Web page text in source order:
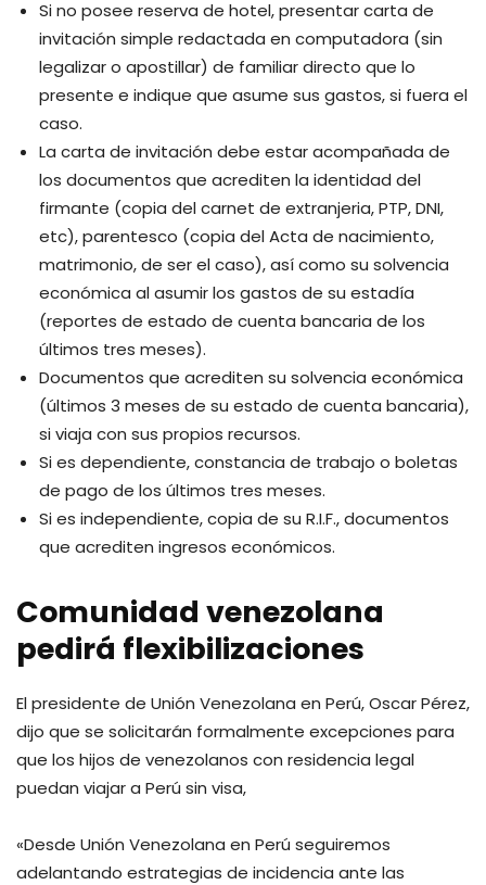
Si no posee reserva de hotel, presentar carta de
invitación simple redactada en computadora (sin
legalizar o apostillar) de familiar directo que lo
presente e indique que asume sus gastos, si fuera el
caso.
La carta de invitación debe estar acompañada de
los documentos que acrediten la identidad del
firmante (copia del carnet de extranjeria, PTP, DNI,
etc), parentesco (copia del Acta de nacimiento,
matrimonio, de ser el caso), así como su solvencia
económica al asumir los gastos de su estadía
(reportes de estado de cuenta bancaria de los
últimos tres meses).​
Documentos que acrediten su solvencia económica
(últimos 3 meses de su estado de cuenta bancaria),
si viaja con sus propios recursos.
Si es dependiente, constancia de trabajo o boletas
de pago de los últimos tres meses.
Si es independiente, copia de su R.I.F., documentos
que acrediten ingresos económicos.
Comunidad venezolana
pedirá flexibilizaciones
El presidente de Unión Venezolana en Perú, Oscar Pérez,
dijo que se solicitarán formalmente excepciones para
que los hijos de venezolanos con residencia legal
puedan viajar a Perú sin visa,
«Desde Unión Venezolana en Perú seguiremos
adelantando estrategias de incidencia ante las